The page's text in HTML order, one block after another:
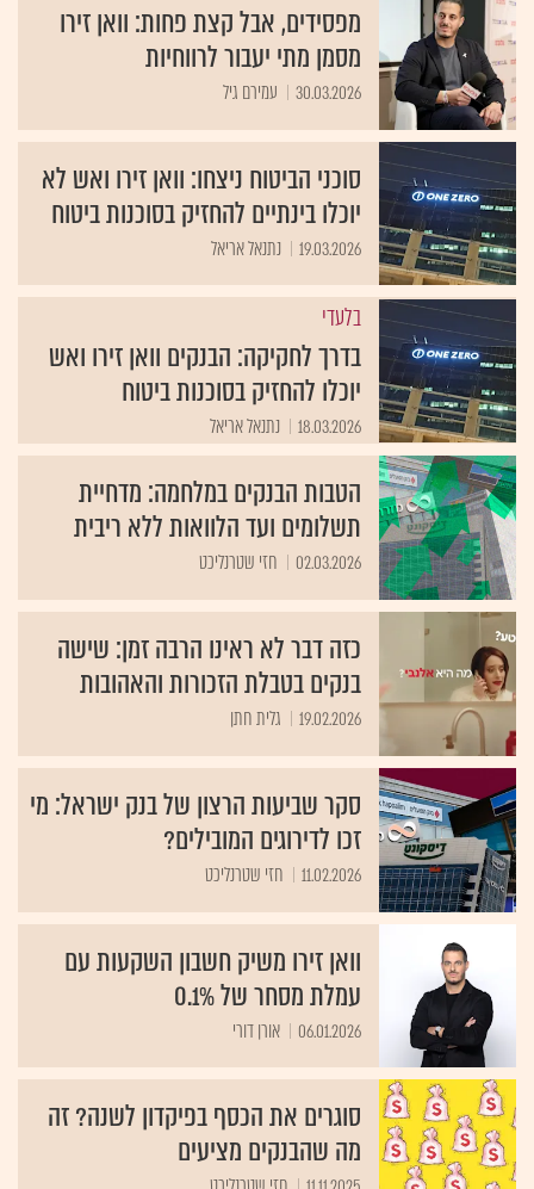
מפסידים, אבל קצת פחות: וואן זירו
מסמן מתי יעבור לרווחיות
30.03.2026 עמירם גיל
סוכני הביטוח ניצחו: וואן זירו ואש לא
יוכלו בינתיים להחזיק בסוכנות ביטוח
19.03.2026 נתנאל אריאל
בלעדי
בדרך לחקיקה: הבנקים וואן זירו ואש
יוכלו להחזיק בסוכנות ביטוח
18.03.2026 נתנאל אריאל
הטבות הבנקים במלחמה: מדחיית
תשלומים ועד הלוואות ללא ריבית
02.03.2026 חזי שטרנליכט
כזה דבר לא ראינו הרבה זמן: שישה
בנקים בטבלת הזכורות והאהובות
19.02.2026 גלית חתן
סקר שביעות הרצון של בנק ישראל: מי
זכו לדירוגים המובילים?
11.02.2026 חזי שטרנליכט
וואן זירו משיק חשבון השקעות עם
עמלת מסחר של 0.1%
06.01.2026 אורן דורי
סוגרים את הכסף בפיקדון לשנה? זה
מה שהבנקים מציעים